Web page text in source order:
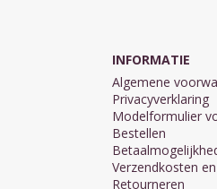
INFORMATIE
Algemene
Privacyverklaring
Modelformulier
Bestellen
Verzendkosten
Retourneren